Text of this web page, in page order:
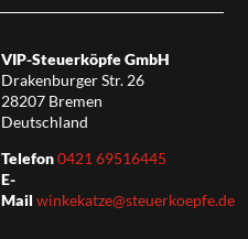
VIP-Steuerköpfe GmbH
Drakenburger Str. 26
28207 Bremen
Deutschland
Telefon0421 69516445
E-
Mail winkekatze@steuerkoepfe.de